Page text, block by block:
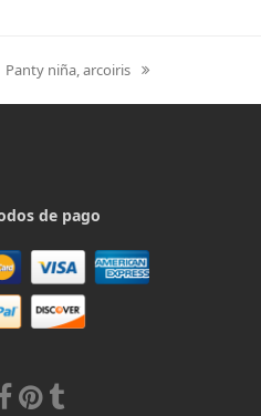
next
post:
Panty niña, arcoiris
de pago